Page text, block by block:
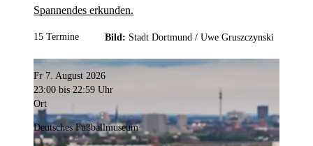
Spannendes erkunden.
Bild: Stadt Dortmund / Uwe Gruszczynski
15 Termine
Fr 7. August 2026
23:00 bis 22:59 Uhr
Ort
Deutsches Fußballmuseum